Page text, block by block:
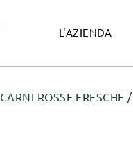
L'AZIENDA
CARNI ROSSE FRESCHE